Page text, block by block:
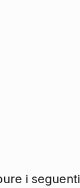
i seguenti